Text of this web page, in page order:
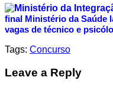
final Ministério da Saúde
vagas de técnico e
Tags: Concurso
Leave a Reply